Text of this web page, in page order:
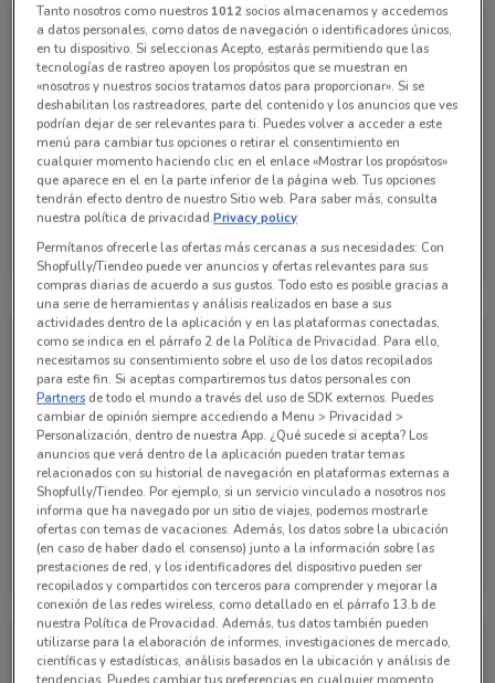
Nissan
Caduca el 05/08
NUEVO
Nissan
Caduca el 05/08 139 m
Nissan
Caduca el 05/08
Tanto nosotros como nuestros 1012socios almacenamos y accedemos
a datos personales, como datos de navegación o identificadores únicos,
en tu dispositivo. Si seleccionas Acepto, estarás permitiendo que las
tecnologías de rastreo apoyen los propósitos que se muestran en
«nosotros y nuestros socios tratamos datos para proporcionar». Si se
deshabilitan los rastreadores, parte del contenido y los anuncios que ves
podrían dejar de ser relevantes para ti. Puedes volver a acceder a este
menú para cambiar tus opciones o retirar el consentimiento en
cualquier momento haciendo clic en el enlace «Mostrar los propósitos»
que aparece en el en la parte inferior de la página web. Tus opciones
tendrán efecto dentro de nuestro Sitio web. Para saber más, consulta
nuestra política de privacidad.Privacy policy
Permítanos ofrecerle las ofertas más cercanas a sus necesidades: Con
Shopfully/Tiendeo puede ver anuncios y ofertas relevantes para sus
compras diarias de acuerdo a sus gustos. Todo esto es posible gracias a
una serie de herramientas y análisis realizados en base a sus
actividades dentro de la aplicación y en las plataformas conectadas,
como se indica en el párrafo 2 de la Política de Privacidad. Para ello,
necesitamos su consentimiento sobre el uso de los datos recopilados
para este fin. Si aceptas compartiremos tus datos personales con
Partners de todo el mundo a través del uso de SDK externos. Puedes
cambiar de opinión siempre accediendo a Menu > Privacidad >
Personalización, dentro de nuestra App. ¿Qué sucede si acepta? Los
anuncios que verá dentro de la aplicación pueden tratar temas
relacionados con su historial de navegación en plataformas externas a
Shopfully/Tiendeo. Por ejemplo, si un servicio vinculado a nosotros nos
informa que ha navegado por un sitio de viajes, podemos mostrarle
ofertas con temas de vacaciones. Además, los datos sobre la ubicación
(en caso de haber dado el consenso) junto a la información sobre las
prestaciones de red, y los identificadores del dispositivo pueden ser
recopilados y compartidos con terceros para comprender y mejorar la
conexión de las redes wireless, como detallado en el párrafo 13.b de
nuestra Política de Provacidad. Además, tus datos también pueden
utilizarse para la elaboración de informes, investigaciones de mercado,
científicas y estadísticas, análisis basados en la ubicación y análisis de